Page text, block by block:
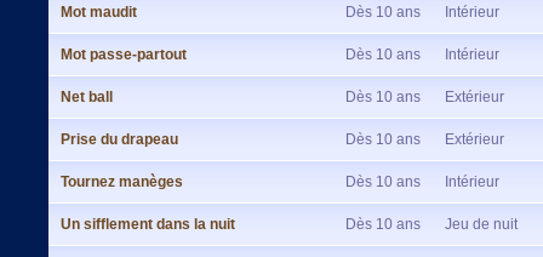
Mot maudit Dès 10 ans Intérieur
Mot passe-partout Dès 10 ans Intérieur
Net ball Dès 10 ans Extérieur
Prise du drapeau Dès 10 ans Extérieur
Tournez manèges Dès 10 ans Intérieur
Un sifflement dans la nuit Dès 10 ans Jeu de nuit